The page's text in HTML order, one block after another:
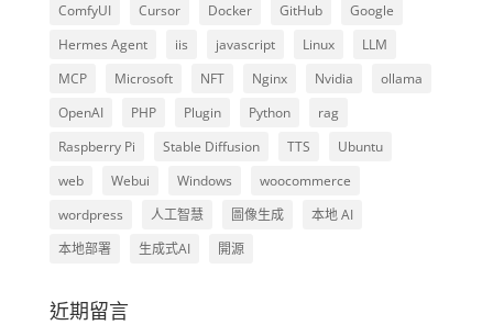
ComfyUI
Cursor Docker GitHub
Google
Hermes Agent
iis javascript Linux
LLM
MCP
Microsoft NFT Nginx Nvidia
ollama
OpenAI
PHP Plugin Python
rag
Raspberry Pi
Stable Diffusion TTS
Ubuntu
web
Webui Windows
woocommerce
wordpress
人工智慧 圖像生成
本地 AI
本地部署
生成式AI 開源
近期留言